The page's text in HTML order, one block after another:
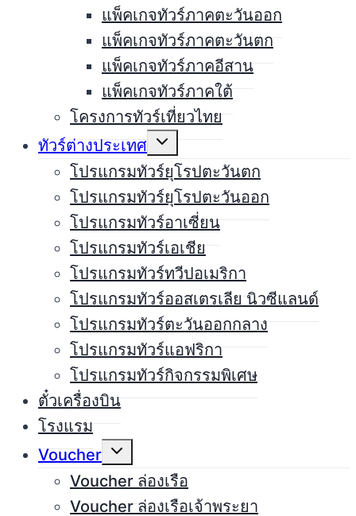
แพ็คเกจทัวร์ภาคตะวันออก
แพ็คเกจทัวร์ภาคตะวันตก
แพ็คเกจทัวร์ภาคอีสาน
แพ็คเกจทัวร์ภาคใต้
โครงการทัวร์เที่ยวไทย
ทัวร์ต่างประเทศ
Expand
menu
โปรแกรมทัวร์ยุโรปตะวันตก
โปรแกรมทัวร์ยุโรปตะวันออก
โปรแกรมทัวร์อาเซี่ยน
โปรแกรมทัวร์เอเชีย
โปรแกรมทัวร์ทวีปอเมริกา
โปรแกรมทัวร์ออสเตรเลีย นิวซีแลนด์
โปรแกรมทัวร์ตะวันออกกลาง
โปรแกรมทัวร์แอฟริกา
โปรแกรมทัวร์กิจกรรมพิเศษ
ตั๋วเครื่องบิน
โรงแรม
Voucher
Expand
Voucher ล่องเรือ
Voucher ล่องเรือเจ้าพระยา